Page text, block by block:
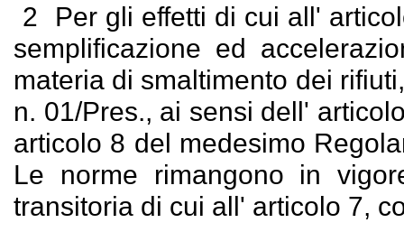
2
Per gli effetti di cui all'
semplificazione ed
materia di smaltimento dei
n. 01/Pres., ai sensi dell'
articolo 8 del medesimo
Le norme rimangono in
transitoria di cui all' articolo 7,